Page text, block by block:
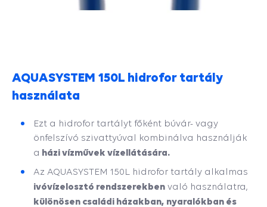
AQUASYSTEM 150L hidrofor tartály
használata
Ezt a hidrofor tartályt főként búvár- vagy
önfelszívó szivattyúval kombinálva használják
a házi vízművek vízellátására.
Az AQUASYSTEM 150L hidrofor tartály alkalmas
ivóvízelosztó rendszerekben való használatra,
különösen családi házakban, nyaralókban és